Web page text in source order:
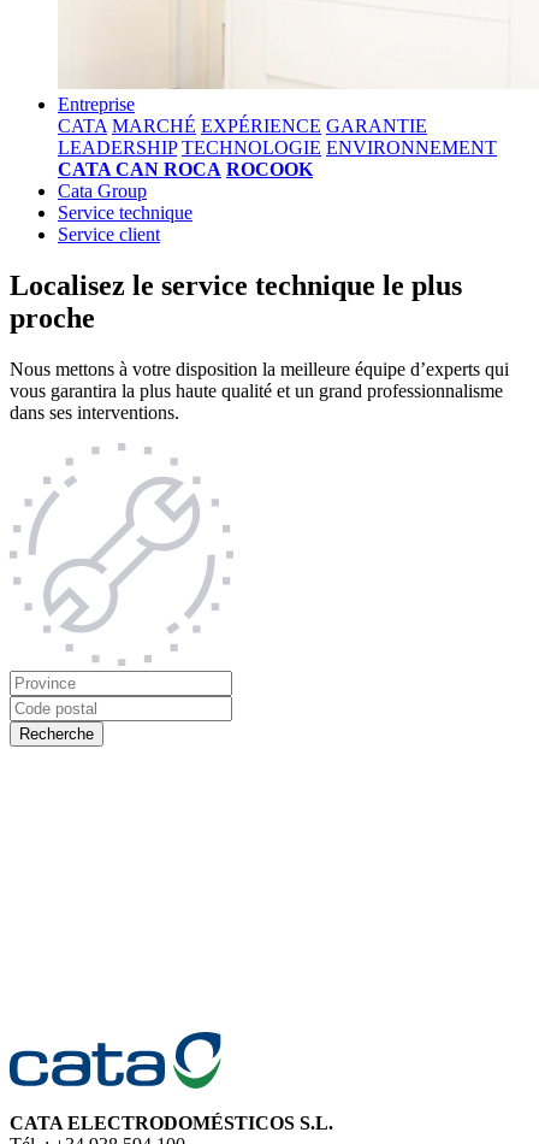
Entreprise
CATA MARCHÉ EXPÉRIENCE GARANTIE
LEADERSHIP TECHNOLOGIE ENVIRONNEMENT
CATA CAN ROCA ROCOOK
Cata Group
Service technique
Service client
Localisez le service technique le plus
proche
Nous mettons à votre disposition la meilleure équipe d’experts qui
vous garantira la plus haute qualité et un grand professionnalisme
dans ses interventions.
CATA ELECTRODOMÉSTICOS S.L.